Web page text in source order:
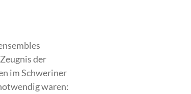
der
im Schweriner
waren: